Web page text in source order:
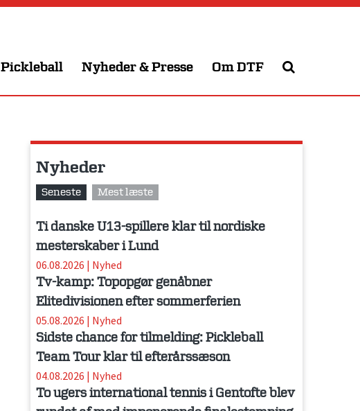
Pickleball Nyheder & Presse Om DTF
Nyheder
Seneste Mest læste
Ti danske U13-spillere klar til nordiske
mesterskaber i Lund
06.08.2026 | Nyhed
Tv-kamp: Topopgør genåbner
Elitedivisionen efter sommerferien
05.08.2026 | Nyhed
Sidste chance for tilmelding: Pickleball
Team Tour klar til efterårssæson
04.08.2026 | Nyhed
To ugers international tennis i Gentofte blev